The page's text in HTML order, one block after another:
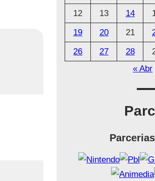
12
13 14
19
20 21
26
27 28
« Abr